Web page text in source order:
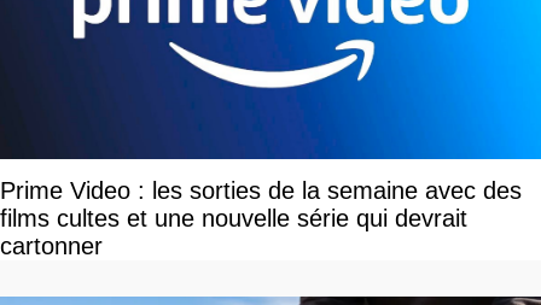
Prime Video : les sorties de la semaine avec des
films cultes et une nouvelle série qui devrait
cartonner